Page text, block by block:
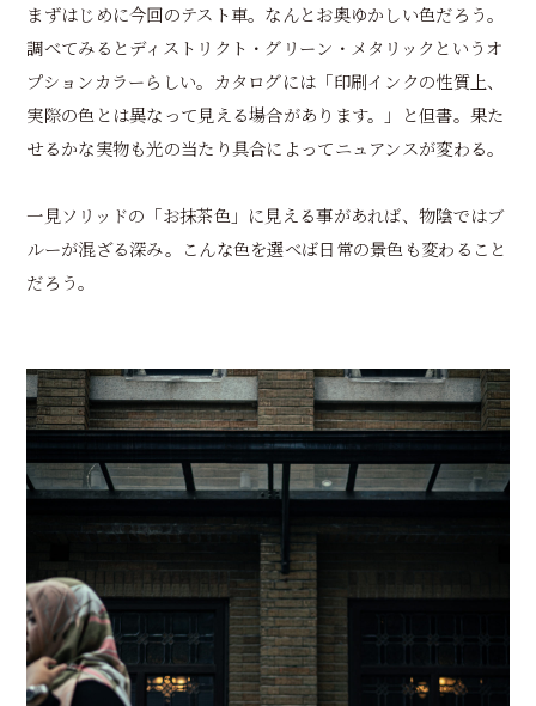
まずはじめに今回のテスト車。なんとお奥ゆかしい色だろう。
調べてみるとディストリクト・グリーン・メタリックというオ
プションカラーらしい。カタログには「印刷インクの性質上、
実際の色とは異なって見える場合があります。」と但書。果た
せるかな実物も光の当たり具合によってニュアンスが変わる。
一見ソリッドの「お抹茶色」に見える事があれば、物陰ではブ
ルーが混ざる深み。こんな色を選べば日常の景色も変わること
だろう。